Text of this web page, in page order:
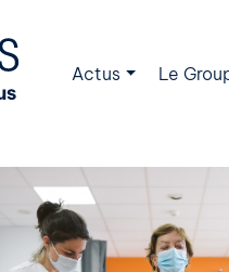
Actus Le